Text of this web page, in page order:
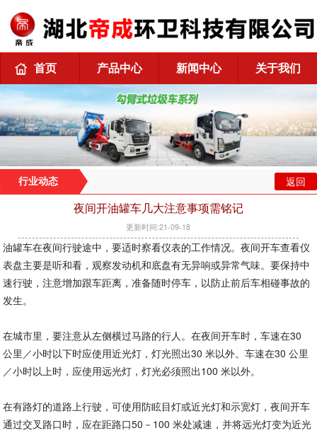
首页 产品中心 新闻中心 关于我们
行业动态 返回
夜间开油罐车几大注意事项需铭记
更新时间:21-09-18
油罐车在夜间行驶途中，要适时察看仪表的工作情况。夜间开车查看仪
表盘主要是听和看，观察发动机和底盘有无异响或异常气味。要保持中
速行驶，注意增加跟车距离，准备随时停车，以防止前后车相碰事故的
发生。
在城市里，要注意从左侧横过马路的行人。在夜间开车时，车速在30
公里／小时以下时应使用近光灯，灯光照出30 米以外。车速在30 公里
／小时以上时，应使用远光灯，灯光必须照出100 米以外。
在有路灯的道路上行驶，可使用防眩目灯或近光灯和示宽灯，夜间开车
通过交叉路口时，应在距路口50－100 米处减速，并将远光灯变为近光